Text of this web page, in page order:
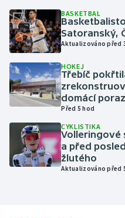
Moderní pětiboj
Motorsport
Olympijské hry
Parasport
Plavání
Plážový volejbal
BASKETBAL
Satoranský,
Aktualizováno před
HOKEJ
Třebíč
domácí
Před 5 hod
CYKLISTIKA
Volleringové
a před
žlutého
Aktualizováno před